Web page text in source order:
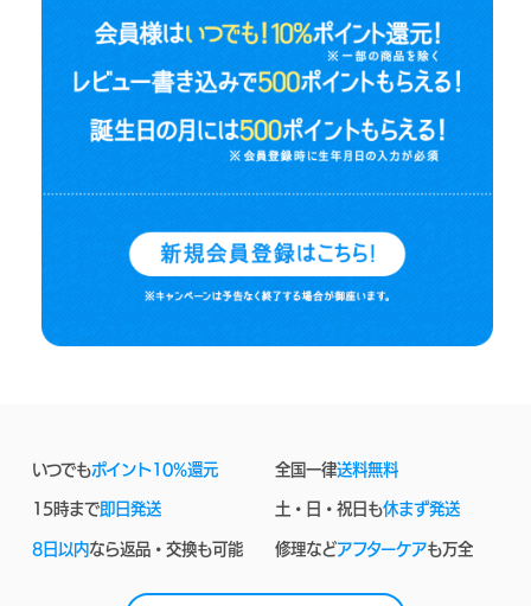
いつでもポイント10%還元 全国一律送料無料
15時まで即日発送 土・日・祝日も休まず発送
8日以内なら返品・交換も可能 修理などアフターケアも万全